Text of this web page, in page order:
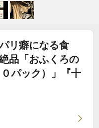
リ癖になる食
品「おふくろの
パック）」『十